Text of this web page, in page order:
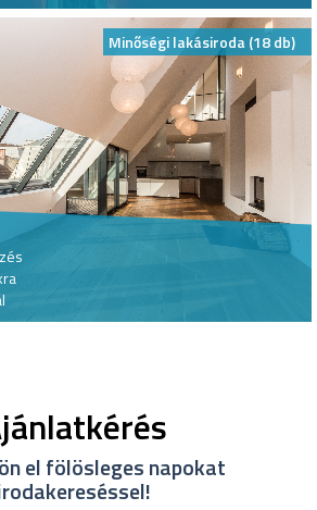
Minőségi lakásiroda (18 db)
el fölösleges napokat